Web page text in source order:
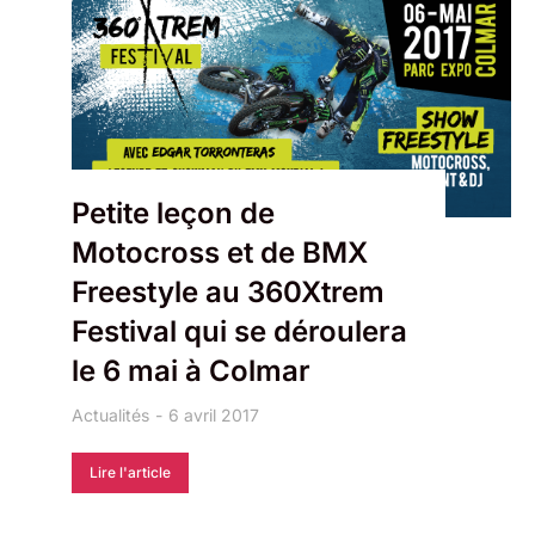
Petite leçon de
Motocross et de BMX
Freestyle au 360Xtrem
Festival qui se déroulera
le 6 mai à Colmar
Actualités 6 avril 2017
Lire l'article